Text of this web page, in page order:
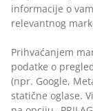
informacije o
relevantnog
Prihvaćanjem
podatke o
(npr. Google,
statične oglase.